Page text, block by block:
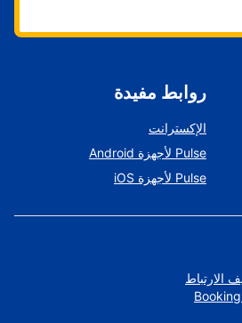
روابط مفيدة
الإكسترانت
Pulse لأجهزة Android
Pulse لأجهزة iOS
الارتباط